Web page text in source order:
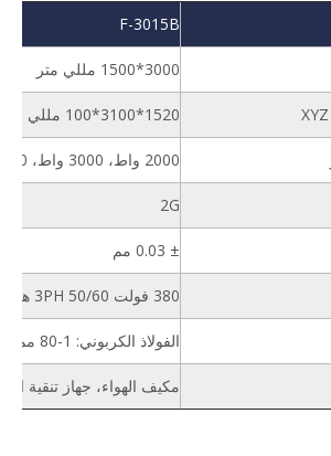
F-3015B
3000*1500 مللي متر
1520*3100*100 مللي متر
2000 واط، 3000 واط، 6000 واط، 12000 واط، 20000 واط
2G
± 0.03 مم
380 فولت 3PH 50/60 هرتز
الفولاذ الكربوني: 1-80 مم، ستانلس ستيل: 1-70 مم، الألومنيوم: 1-60 مم، النحاس: 1-20 مم
مكيف الهواء، جهاز تنقية